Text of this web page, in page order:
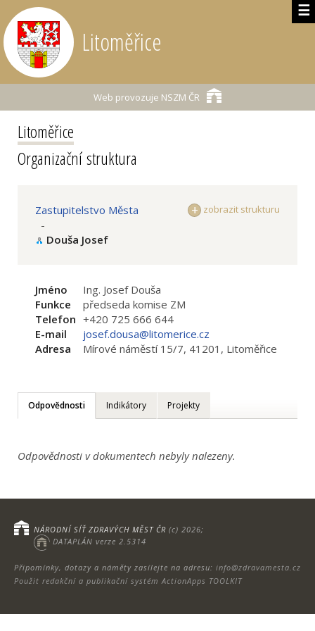
☰
Litoměřice
Web provozuje NSZM ČR
Litoměřice
Organizační struktura
zobrazit strukturu
Zastupitelstvo Města
-
Douša Josef
Jméno
Ing. Josef Douša
Funkce
předseda komise ZM
Telefon +420 725 666 644
E-mail
josef.dousa@litomerice.cz
Adresa
Mírové náměstí 15/7, 41201, Litoměřice
Odpovědnosti Indikátory Projekty
Odpovědnosti v dokumentech nebyly nalezeny.
Připomínky, dotazy a náměty zasílejte na adresu: info@zdravamesta.cz
Použit redakční a publikační systém ActionApps TOOLKIT
NÁRODNÍ SÍŤ ZDRAVÝCH MĚST ČR (c) 2026;
DATAPLÁN verze 2.5314